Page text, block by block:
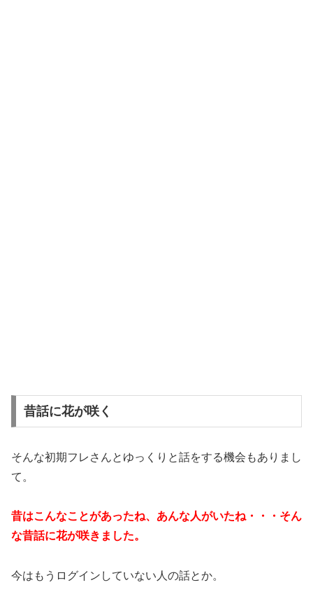
昔話に花が咲く
そんな初期フレさんとゆっくりと話をする機会もありまし
て。
昔はこんなことがあったね、あんな人がいたね・・・そん
な昔話に花が咲きました。
今はもうログインしていない人の話とか。